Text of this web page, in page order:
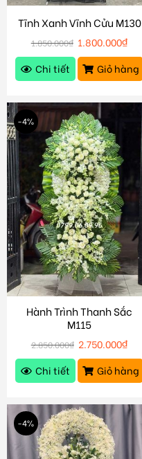
Tĩnh Xanh Vĩnh Cửu M130
1.850.000₫ 1.800.000₫
Chi tiết
Giỏ hàng
-4%
Hành Trình Thanh Sắc
M115
2.850.000₫ 2.750.000₫
Chi tiết
Giỏ hàng
-4%